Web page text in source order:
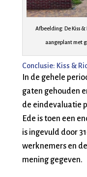
Afbeelding: De Kiss
aangeplant met
Conclusie: Kiss &
In de gehele
gaten gehouden
de eindevaluatie
Ede is toen een
is ingevuld door
werknemers en
mening gegeven.